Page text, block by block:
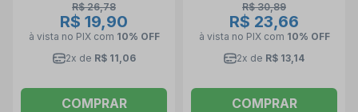
R$ 26,78
R$ 19,90
à vista no PIX com 10% OFF
2x de R$ 11,06
COMPRAR
R$ 30,89
R$ 23,66
à vista no PIX com 10% OFF
2x de R$ 13,14
COMPRAR